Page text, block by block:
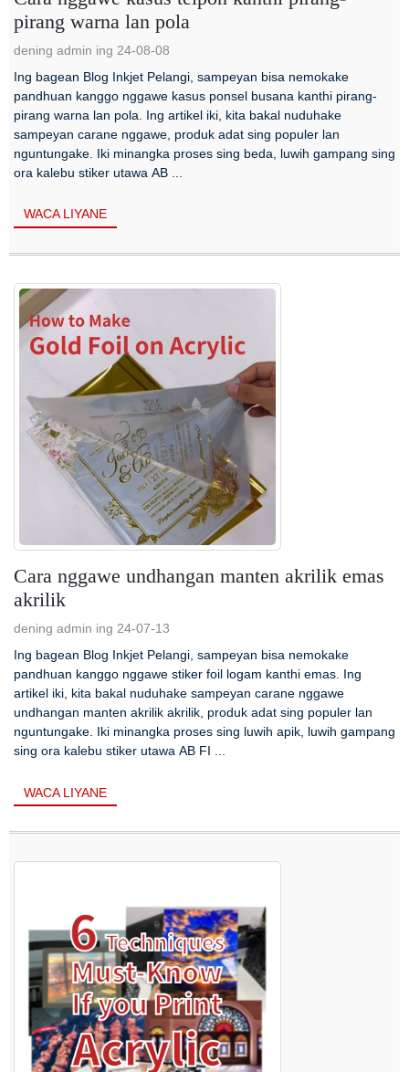
pirang warna lan pola
dening admin ing 24-08-08
Ing bagean Blog Inkjet Pelangi, sampeyan bisa nemokake
pandhuan kanggo nggawe kasus ponsel busana kanthi pirang-
pirang warna lan pola. Ing artikel iki, kita bakal nuduhake
sampeyan carane nggawe, produk adat sing populer lan
nguntungake. Iki minangka proses sing beda, luwih gampang sing
ora kalebu stiker utawa AB ...
WACA LIYANE
Cara nggawe undhangan manten akrilik emas
akrilik
dening admin ing 24-07-13
Ing bagean Blog Inkjet Pelangi, sampeyan bisa nemokake
pandhuan kanggo nggawe stiker foil logam kanthi emas. Ing
artikel iki, kita bakal nuduhake sampeyan carane nggawe
undhangan manten akrilik akrilik, produk adat sing populer lan
nguntungake. Iki minangka proses sing luwih apik, luwih gampang
sing ora kalebu stiker utawa AB FI ...
WACA LIYANE